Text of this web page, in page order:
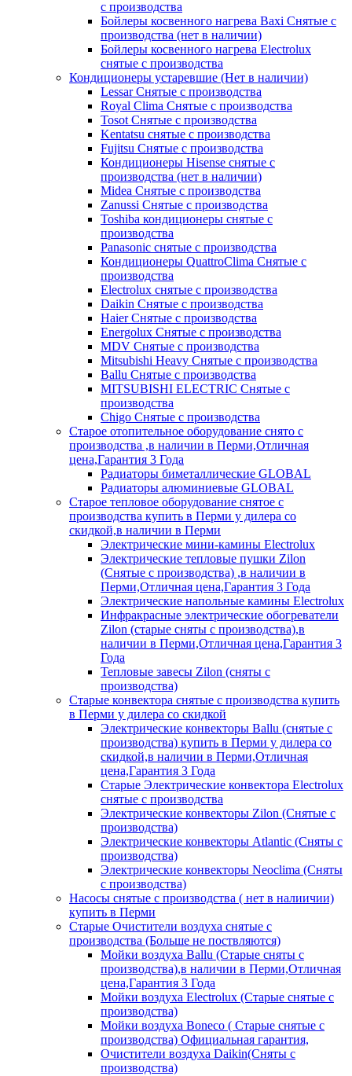
с производства
Бойлеры косвенного нагрева Baxi Снятые с
производства (нет в наличии)
Бойлеры косвенного нагрева Electrolux
снятые с производства
Кондиционеры устаревшие (Нет в наличии)
Lessar Снятые с производства
Royal Clima Снятые с производства
Tosot Снятые с производства
Kentatsu снятые с производства
Fujitsu Снятые с производства
Кондиционеры Hisense снятые с
производства (нет в наличии)
Midea Снятые с производства
Zanussi Снятые с производства
Toshiba кондиционеры снятые с
производства
Panasonic снятые с производства
Кондиционеры QuattroClima Снятые с
производства
Electrolux снятые с производства
Daikin Снятые с производства
Haier Снятые с производства
Energolux Снятые с производства
MDV Снятые с производства
Mitsubishi Heavy Снятые с производства
Ballu Снятые с производства
MITSUBISHI ELECTRIC Снятые с
производства
Chigo Снятые с производства
Старое отопительное оборудование снято с
производства ,в наличии в Перми,Отличная
цена,Гарантия 3 Года
Радиаторы биметаллические GLOBAL
Радиаторы алюминиевые GLOBAL
Старое тепловое оборудование снятое с
производства купить в Перми у дилера со
скидкой,в наличии в Перми
Электрические мини-камины Electrolux
Электрические тепловые пушки Zilon
(Снятые с производства) ,в наличии в
Перми,Отличная цена,Гарантия 3 Года
Электрические напольные камины Electrolux
Инфракрасные электрические обогреватели
Zilon (старые сняты с производства),в
наличии в Перми,Отличная цена,Гарантия 3
Года
Тепловые завесы Zilon (сняты с
производства)
Старые конвектора снятые с производства купить
в Перми у дилера со скидкой
Электрические конвекторы Ballu (снятые с
производства) купить в Перми у дилера со
скидкой,в наличии в Перми,Отличная
цена,Гарантия 3 Года
Старые Электрические конвектора Electrolux
снятые с производства
Электрические конвекторы Zilon (Снятые с
производства)
Электрические конвекторы Atlantic (Сняты с
производства)
Электрические конвекторы Neoclima (Сняты
с производства)
Насосы снятые с производства ( нет в налиичии)
купить в Перми
Старые Очистители воздуха снятые с
производства (Больше не поствляются)
Мойки воздуха Ballu (Старые сняты с
производства),в наличии в Перми,Отличная
цена,Гарантия 3 Года
Мойки воздуха Electrolux (Старые снятые с
производства)
Мойки воздуха Boneco ( Старые снятые с
производства) Официальная гарантия,
Очистители воздуха Daikin(Сняты с
производства)